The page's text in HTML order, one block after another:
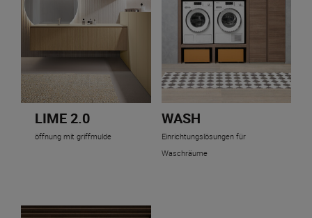
LIME 2.0
öffnung mit griffmulde
WASH
Einrichtungslösungen für
Waschräume